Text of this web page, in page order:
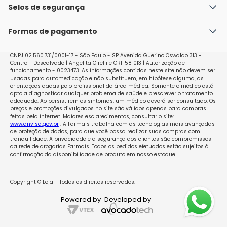
tratamento de hepatite C crônica (doença infecciosa
que afeta o fígado, de longa duração, causada pelo
- histórico atual ou anterior de câncer que pode se
(p.ex., câncer de mama ou dos órgãos genitais);
- história atual ou anterior de tumor no fígado
(benigno ou maligno);
- presença de sangramento vaginal sem explicação;
- se estiver usando contraceptivo hormonal;
- ocorrência ou suspeita de gravidez;
- durante a amamentação;
- hipersensibilidade (alergia) a qualquer um dos
componentes de Selene®. O que pode causar, por
exemplo, coceira, erupção cutânea ou inchaço.
descontinue o uso imediatamente e consulte seu
médico. Neste período, outras medidas contraceptivas
não hormonais devem ser empregadas (veja também
o item 4. O QUE DEVO SABER ANTES DE USAR ESTE
Nossas lojas
Política de Envio
Políticas de Trocas e Devoluções
Selos de segurança
Formas de pagamento
CNPJ 02.560.731/0001-17 - São Paulo - SP Avenida Guerino Oswaldo 313 -
Centro - Descalvado | Angelita Cirelli e CRF 58 013 | Autorização de
funcionamento - 0023473. As informações contidas neste site não devem ser
usadas para automedicação e não substituem, em hipótese alguma, as
orientações dadas pelo profissional da área médica. Somente o médico está
apto a diagnosticar qualquer problema de saúde e prescrever o tratamento
adequado. Ao persistirem os sintomas, um médico deverá ser consultado. Os
preços e promoções divulgados no site são válidos apenas para compras
feitas pela internet. Maiores esclarecimentos, consultar o site:
www.anvisa.gov.br. A Farmais trabalha com as tecnologias mais avançadas
de proteção de dados, para que você possa realizar suas compras com
tranqüilidade. A privacidade e a segurança dos clientes são compromissos
da rede de drogarias Farmais. Todos os pedidos efetuados estão sujeitos à
confirmação da disponibilidade de produto em nosso estoque.
Copyright © Loja - Todos os direitos reservados.
Powered by Developed by